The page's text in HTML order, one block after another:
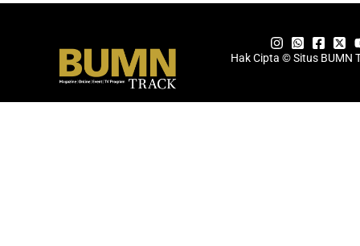
Hak Cipta © Situs BUMN